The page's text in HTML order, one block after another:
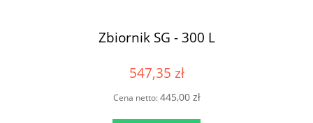
Zbiornik SG - 300 L
547,35 zł
Cena netto:445,00 zł